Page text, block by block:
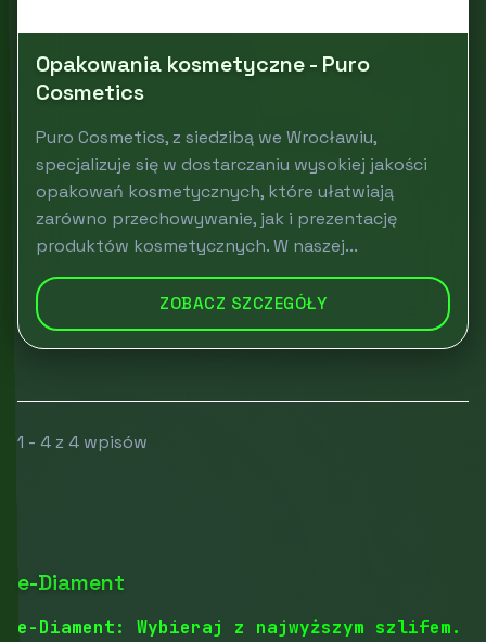
Opakowania kosmetyczne - Puro
Cosmetics
Puro Cosmetics, z siedzibą we Wrocławiu,
specjalizuje się w dostarczaniu wysokiej jakości
opakowań kosmetycznych, które ułatwiają
zarówno przechowywanie, jak i prezentację
produktów kosmetycznych. W naszej...
ZOBACZ SZCZEGÓŁY
1 - 4 z 4 wpisów
e-Diament
e-Diament: Wybieraj z najwyższym szlifem.